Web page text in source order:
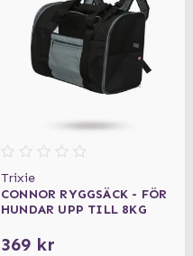
Trixie
CONNOR RYGGSÄCK - FÖR
HUNDAR UPP TILL 8KG
369 kr